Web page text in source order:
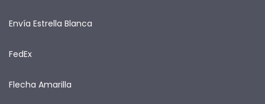
Envía Estrella Blanca
FedEx
Flecha Amarilla